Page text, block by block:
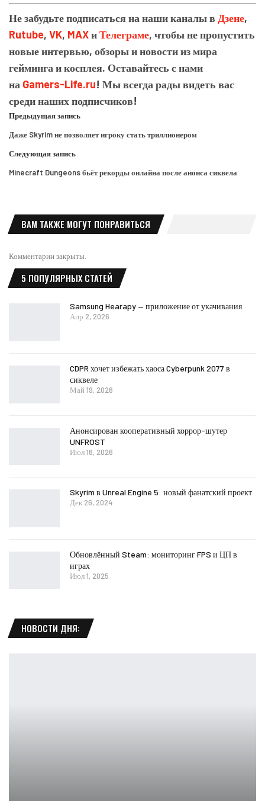
Не забудьте подписаться на наши каналы в Дзене,
Rutube, VK, MAXиТелеграме, чтобы не пропустить
новые интервью, обзоры и новости из мира
гейминга и косплея. Оставайтесь с нами
на Gamers-Life.ru! Мы всегда рады видеть вас
среди наших подписчиков!
Предыдущая запись
Даже Skyrim не позволяет игроку стать триллионером
Следующая запись
Minecraft Dungeons бьёт рекорды онлайна после анонса сиквела
ВАМ ТАКЖЕ МОГУТ ПОНРАВИТЬСЯ
Комментарии закрыты.
5 ПОПУЛЯРНЫХ СТАТЕЙ
Samsung Hearapy — приложение от укачивания
Апр 2, 2026
CDPR хочет избежать хаоса Cyberpunk 2077 в
сиквеле
Май 19, 2026
Анонсирован кооперативный хоррор-шутер
UNFROST
Июл 16, 2026
Skyrim в Unreal Engine 5: новый фанатский проект
Дек 26, 2024
Обновлённый Steam: мониторинг FPS и ЦП в
играх
Июл 1, 2025
НОВОСТИ ДНЯ: